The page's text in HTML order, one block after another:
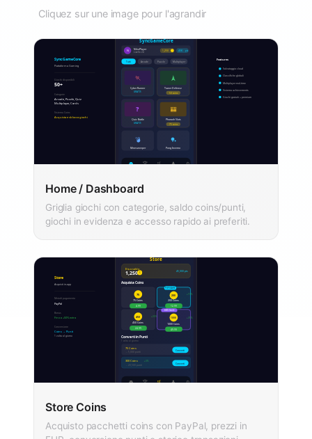
Cliquez sur une image pour l'agrandir
Home / Dashboard
Griglia giochi con categorie, saldo coins/punti,
giochi in evidenza e accesso rapido ai preferiti.
Store Coins
Acquisto pacchetti coins con PayPal, prezzi in